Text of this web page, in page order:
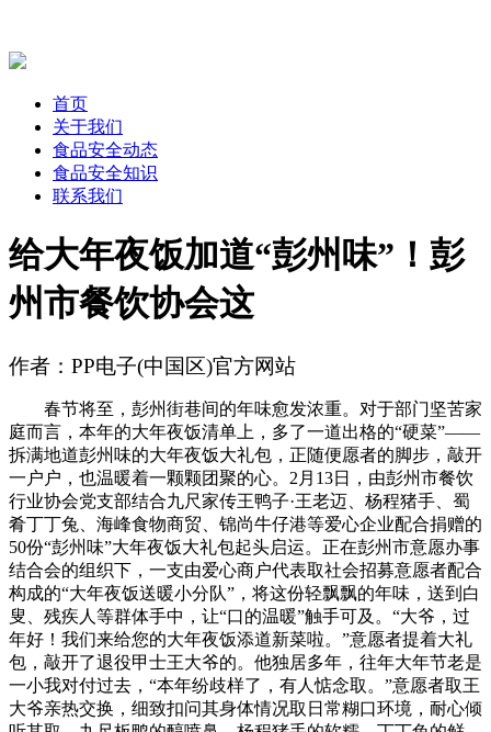
首页
关于我们
食品安全动态
食品安全知识
联系我们
给大年夜饭加道“彭州味”！彭
州市餐饮协会这
作者：PP电子(中国区)官方网站
春节将至，彭州街巷间的年味愈发浓重。对于部门坚苦家
庭而言，本年的大年夜饭清单上，多了一道出格的“硬菜”——
拆满地道彭州味的大年夜饭大礼包，正随便愿者的脚步，敲开
一户户，也温暖着一颗颗团聚的心。2月13日，由彭州市餐饮
行业协会党支部结合九尺家传王鸭子·王老迈、杨程猪手、蜀
肴丁丁兔、海峰食物商贸、锦尚牛仔港等爱心企业配合捐赠的
50份“彭州味”大年夜饭大礼包起头启运。正在彭州市意愿办事
结合会的组织下，一支由爱心商户代表取社会招募意愿者配合
构成的“大年夜饭送暖小分队”，将这份轻飘飘的年味，送到白
叟、残疾人等群体手中，让“口的温暖”触手可及。“大爷，过
年好！我们来给您的大年夜饭添道新菜啦。”意愿者提着大礼
包，敲开了退役甲士王大爷的。他独居多年，往年大年节老是
一小我对付过去，“本年纷歧样了，有人惦念取。”意愿者取王
大爷亲热交换，细致扣问其身体情况取日常糊口环境，耐心倾